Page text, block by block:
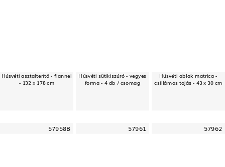
Húsvéti asztalterítő - flannel
- 132 x 178 cm
Húsvéti sütikiszúró - vegyes
forma - 4 db / csomag
Húsvéti ablak matrica -
csillámos tojás - 43 x 30 cm
57958B 57961 57962